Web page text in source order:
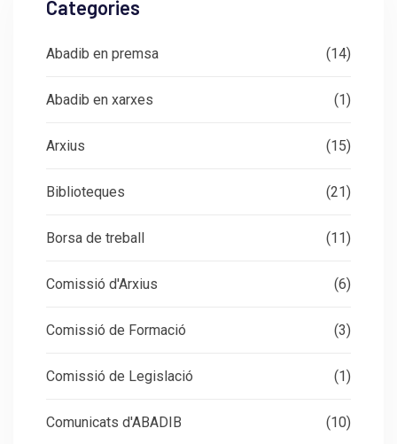
Categories
Abadib en premsa (14)
Abadib en xarxes (1)
Arxius (15)
Biblioteques (21)
Borsa de treball (11)
Comissió d'Arxius (6)
Comissió de Formació (3)
Comissió de Legislació (1)
Comunicats d'ABADIB (10)